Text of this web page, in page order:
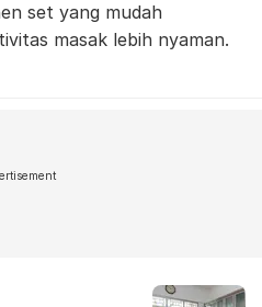
set yang mudah
masak lebih nyaman.